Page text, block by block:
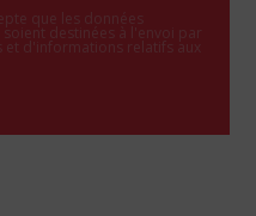
que les données
destinées à l'envoi par
d'informations relatifs aux